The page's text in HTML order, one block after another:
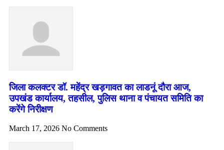
जिला कलक्टर डॉ. महेंद्र खड़गावत का लाडनूं दौरा आज,
उपखंड कार्यालय, तहसील, पुलिस थाना व पंचायत समिति का
करेंगे निरीक्षण
March 17, 2026 No Comments